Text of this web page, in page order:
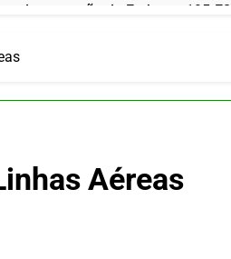
de operação do Embraer 195-E2
e Montevidéu em dezembro
Salto Caveiras atrai novos
e a Melhor Vista de Bruxelas
Aéreas